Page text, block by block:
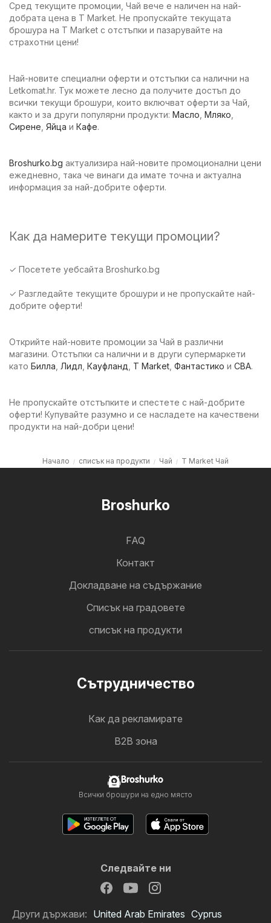
Сред текущите промоции, Чай вече е наличен на най-
добрата цена в T Market. Не пропускайте текущата
брошура на T Market с отстъпки и пазарувайте на
страхотни цени!
Най-новите специални оферти и отстъпки са налични на
Letkomat.hr. Тук можете лесно да получите достъп до
всички текущи брошури, които включват оферти за Чай,
както и за други популярни продукти: Масло Мляко
Сирене Яйца и Кафе.
Broshurko.bg актуализира най-новите промоционални цени
ежедневно, така че винаги да имате точна и актуална
информация за най-добрите оферти.
Как да намерите текущи промоции?
✓ Посетете уебсайта Broshurko.bg
✓ Разгледайте текущите брошури и не пропускайте най-
добрите оферти!
Открийте най-новите промоции за Чай в различни
магазини. Отстъпки са налични и в други супермаркети
като Билла Лидл Кауфланд T Market Фантастико и CBA.
Не пропускайте отстъпките и спестете с най-добрите
оферти! Купувайте разумно и се насладете на качествени
продукти на най-добри цени!
Начало списък на продукти Чай T Market Чай
Broshurko
FAQ
Контакт
Докладване на съдържание
Cписък на градовете
списък на продукти
Cътрудничество
Как да рекламирате
B2B зона
Broshurko
Всички брошури на едно място
Следвайте ни
Други държави: United Arab Emirates Cyprus